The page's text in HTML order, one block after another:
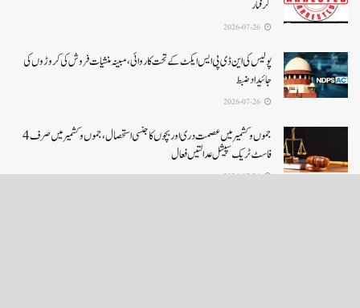
گرفتار
پولیس کی این ڈی پی ایس ایکٹ کے تحت کاروائی، مبینہ منشیات فروش کی کروڑوں کی
جائیداد ضبط
جموں و کشمیر میں عصمت دری اور بچوں کا جنسی استحصال،جموں و کشمیر میں صرف 4
فاسٹ ٹریک سپیشل عدالتیں فعال
2026-07-26